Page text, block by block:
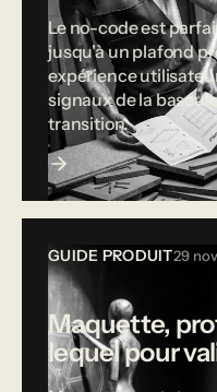
Le no-code est
jusqu'à un plafond
expérience
signaux de la
transition.
GUIDE PRODUIT29
Maquette,
lequel pour